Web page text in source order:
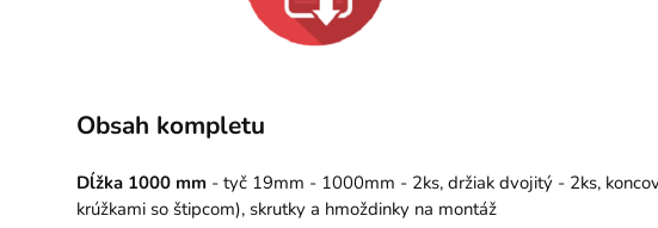
Obsah kompletu
Dĺžka 1000 mm - tyč 19mm - 1000mm - 2ks, držiak dvojitý - 2ks,
krúžkami so štipcom), skrutky a hmoždinky na montáž